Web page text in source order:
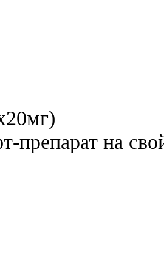
препарат на